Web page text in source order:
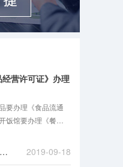
经营许可证》办理
要办理《食品流通
饭馆要办理《餐饮
场所卫生许可证》
混合业态经营越来
你是否了解食品经营许可证的“三证合一” 2019-09-18